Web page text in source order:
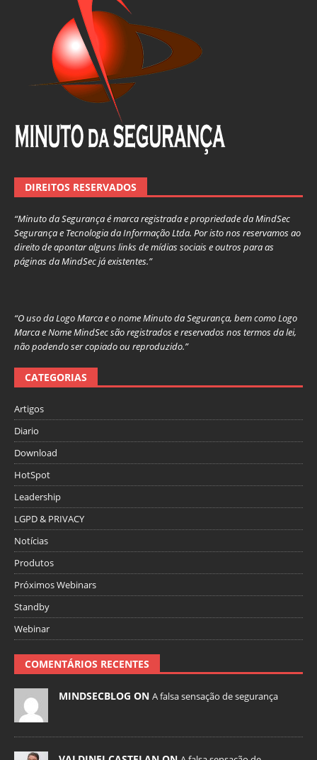
DIREITOS RESERVADOS
“Minuto da Segurança é marca registrada e propriedade da MindSec
Segurança e Tecnologia da Informação Ltda. Por isto nos reservamos ao
direito de apontar alguns links de mídias sociais e outros para as
páginas da MindSec já existentes.”
“O uso da Logo Marca e o nome Minuto da Segurança, bem como Logo
Marca e Nome MindSec são registrados e reservados nos termos da lei,
não podendo ser copiado ou reproduzido.”
CATEGORIAS
Artigos
Diario
Download
HotSpot
Leadership
LGPD & PRIVACY
Notícias
Produtos
Próximos Webinars
Standby
Webinar
COMENTÁRIOS RECENTES
MINDSECBLOG ON A falsa sensação de segurança